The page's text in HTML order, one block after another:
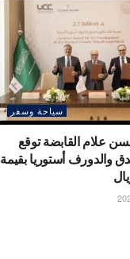
سياحة وسفر
علام القابضة توقع
والدورف أستوريا بقيمة